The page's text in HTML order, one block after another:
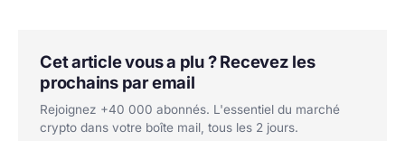
Cet article vous a plu ? Recevez les
prochains par email
Rejoignez +40 000 abonnés. L'essentiel du marché
crypto dans votre boîte mail, tous les 2 jours.